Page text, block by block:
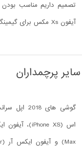
آیفون Xs مکس برای گیمینگ را مورد بررسی قرار ...
گوشی های